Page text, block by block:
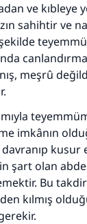
ve kıbleye
sahihtir ve
meşrû
imkânın
kusur
şart olan
Bu
kılmış